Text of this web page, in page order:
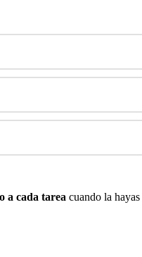
a cada tarea cuando la hayas